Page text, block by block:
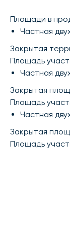
Площади в
Частная
Закрытая
Площадь
Частная
Закрытая
Площадь
Частная
Закрытая
Площадь